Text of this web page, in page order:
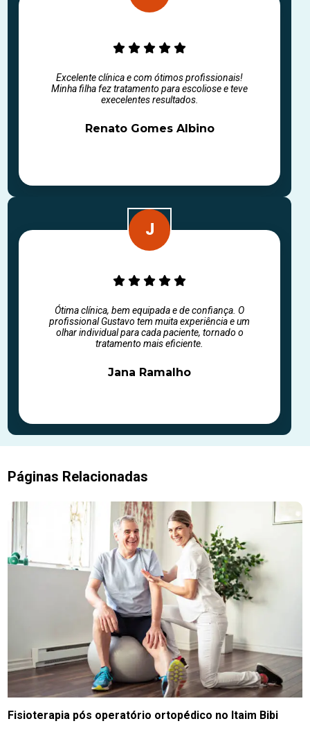
Excelente clínica e com ótimos profissionais!
Minha filha fez tratamento para escoliose e teve
execelentes resultados.
Renato Gomes Albino
Ótima clínica, bem equipada e de confiança. O
profissional Gustavo tem muita experiência e um
olhar individual para cada paciente, tornado o
tratamento mais eficiente.
Jana Ramalho
Páginas Relacionadas
Fisioterapia pós operatório ortopédico no Itaim Bibi